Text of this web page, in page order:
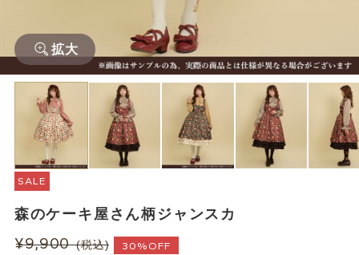
拡大
SALE
森のケーキ屋さん柄ジャンスカ
¥9,900 (税込) 30%OFF